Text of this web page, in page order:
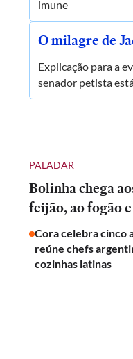
imune
O milagre de
Explicação para a
senador petista
PALADAR
Bolinha chega
feijão, ao fogão
Cora celebra cinco
reúne chefs
cozinhas latinas